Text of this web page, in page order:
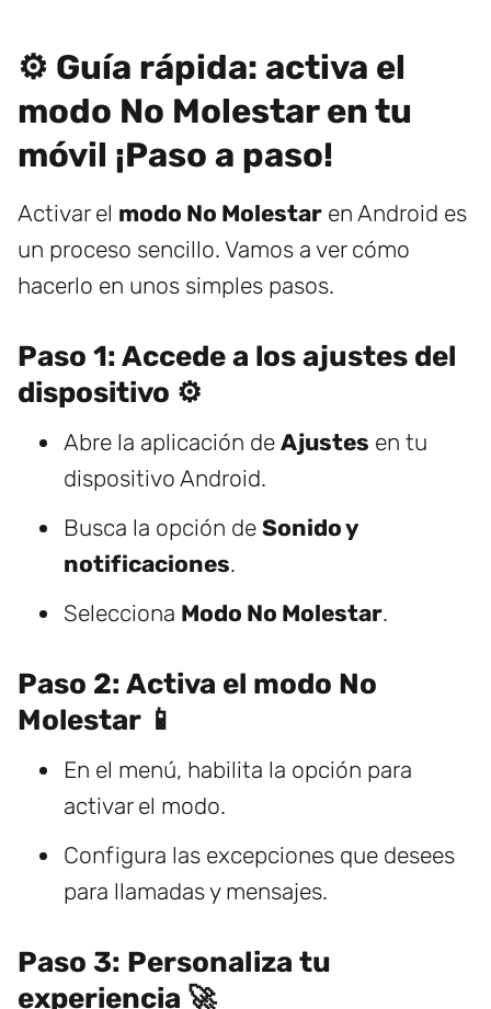
⚙️ Guía rápida: activa el
modo No Molestar en tu
móvil ¡Paso a paso!
Activar el modo No Molestar en Android es
un proceso sencillo. Vamos a ver cómo
hacerlo en unos simples pasos.
Paso 1: Accede a los ajustes del
dispositivo ⚙️
Abre la aplicación de Ajustes en tu
dispositivo Android.
Busca la opción de Sonido y
notificaciones.
Selecciona Modo No Molestar.
Paso 2: Activa el modo No
Molestar 📱
En el menú, habilita la opción para
activar el modo.
Configura las excepciones que desees
para llamadas y mensajes.
Paso 3: Personaliza tu
experiencia 🚀